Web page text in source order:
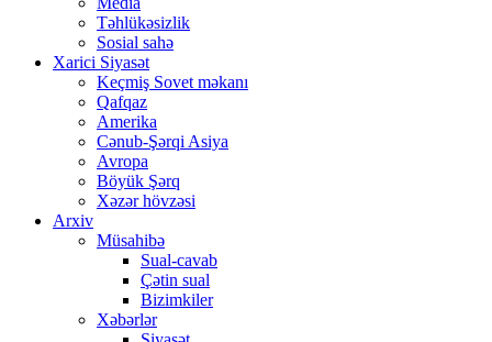
Təhlükəsizlik
Sosial sahə
Xarici Siyasət
Keçmiş Sovet məkanı
Qafqaz
Amerika
Cənub-Şərqi Asiya
Avropa
Böyük Şərq
Xəzər hövzəsi
Arxiv
Müsahibə
Sual-cavab
Çətin sual
Bizimkiler
Xəbərlər